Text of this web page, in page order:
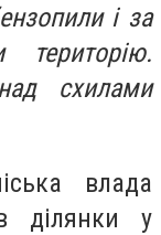
і за
територію.
схилами
влада
ділянки у